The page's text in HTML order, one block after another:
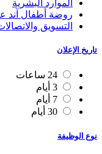
الموارد البشرية
روضة أطفال آند
التسويق
تاريخ الإعلان
24 ساعات
3 أيام
7 أيام
30 أيام
نوع الوظيفة